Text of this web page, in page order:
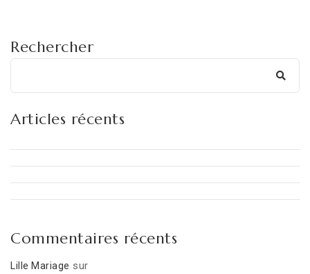
Rechercher
Articles récents
Commentaires récents
Lille Mariage sur